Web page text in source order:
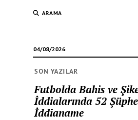
ARAMA
04/08/2026
SON YAZILAR
Futbolda Bahis ve
İddialarında 52
İddianame